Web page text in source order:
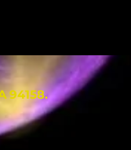
94158.